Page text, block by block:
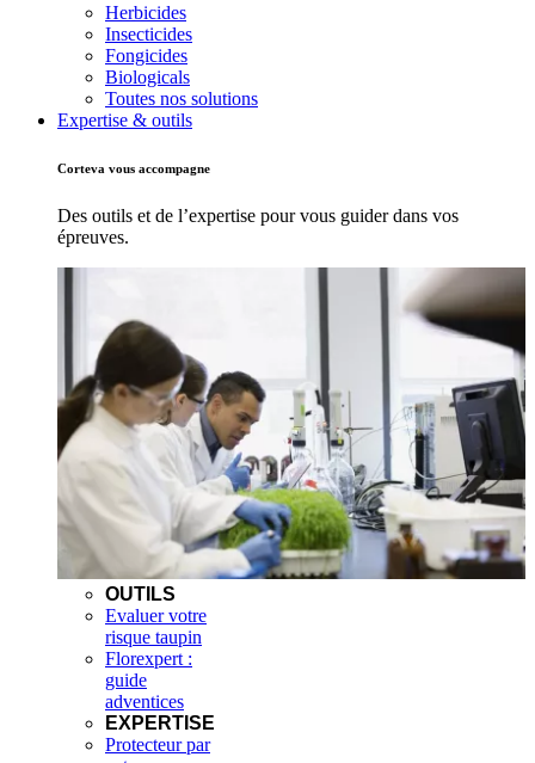
Herbicides
Insecticides
Fongicides
Biologicals
Toutes nos solutions
Expertise & outils
Corteva vous accompagne
Des outils et de l’expertise pour vous guider dans vos
épreuves.
OUTILS
Evaluer votre
risque taupin
Florexpert :
guide
adventices
EXPERTISE
Protecteur par